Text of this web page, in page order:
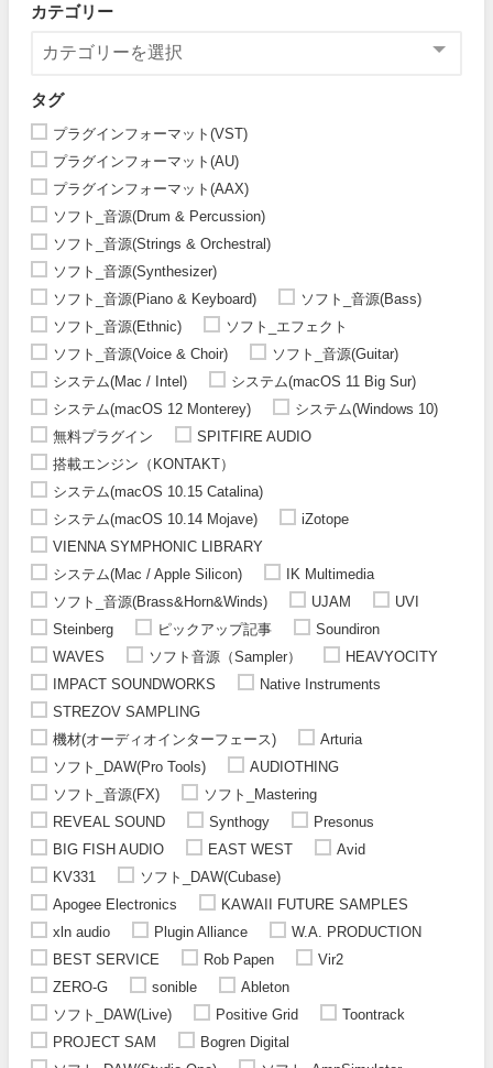
カテゴリー
タグ
プラグインフォーマット(VST)
プラグインフォーマット(AU)
プラグインフォーマット(AAX)
ソフト_音源(Drum & Percussion)
ソフト_音源(Strings & Orchestral)
ソフト_音源(Synthesizer)
ソフト_音源(Piano & Keyboard)
ソフト_音源(Bass)
ソフト_音源(Ethnic)
ソフト_エフェクト
ソフト_音源(Voice & Choir)
ソフト_音源(Guitar)
システム(Mac / Intel)
システム(macOS 11 Big Sur)
システム(macOS 12 Monterey)
システム(Windows 10)
無料プラグイン
SPITFIRE AUDIO
搭載エンジン（KONTAKT）
システム(macOS 10.15 Catalina)
システム(macOS 10.14 Mojave)
iZotope
VIENNA SYMPHONIC LIBRARY
システム(Mac / Apple Silicon)
IK Multimedia
ソフト_音源(Brass&Horn&Winds)
UJAM
UVI
Steinberg
ピックアップ記事
Soundiron
WAVES
ソフト音源（Sampler）
HEAVYOCITY
IMPACT SOUNDWORKS
Native Instruments
STREZOV SAMPLING
機材(オーディオインターフェース)
Arturia
ソフト_DAW(Pro Tools)
AUDIOTHING
ソフト_音源(FX)
ソフト_Mastering
REVEAL SOUND
Synthogy
Presonus
BIG FISH AUDIO
EAST WEST
Avid
KV331
ソフト_DAW(Cubase)
Apogee Electronics
KAWAII FUTURE SAMPLES
xln audio
Plugin Alliance
W.A. PRODUCTION
BEST SERVICE
Rob Papen
Vir2
ZERO-G
sonible
Ableton
ソフト_DAW(Live)
Positive Grid
Toontrack
PROJECT SAM
Bogren Digital